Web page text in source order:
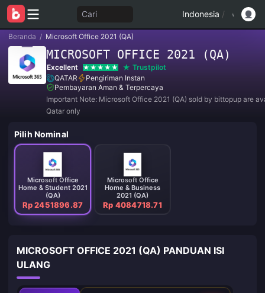
Cari Indonesia /
Beranda / Microsoft Office 2021 (QA)
MICROSOFT OFFICE 2021 (QA)
Excellent
Trustpilot
QATAR
Pengiriman Instan
Pembayaran Aman & Terpercaya
Important Note: Microsoft Office 2021 (QA) sold by bittopup are
Qatar only
Pilih Nominal
Microsoft Office
Home & Student 2021
(QA)
Rp 2451896.87
Microsoft Office
Home & Business
2021 (QA)
Rp 4084718.71
MICROSOFT OFFICE 2021 (QA) PANDUAN ISI
ULANG